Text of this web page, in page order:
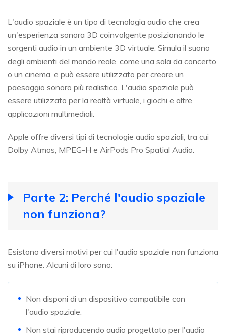
L'audio spaziale è un tipo di tecnologia audio che crea
un'esperienza sonora 3D coinvolgente posizionando le
sorgenti audio in un ambiente 3D virtuale. Simula il suono
degli ambienti del mondo reale, come una sala da concerto
o un cinema, e può essere utilizzato per creare un
paesaggio sonoro più realistico. L'audio spaziale può
essere utilizzato per la realtà virtuale, i giochi e altre
applicazioni multimediali.
Apple offre diversi tipi di tecnologie audio spaziali, tra cui
Dolby Atmos, MPEG-H e AirPods Pro Spatial Audio.
Parte 2: Perché l'audio spaziale
non funziona?
Esistono diversi motivi per cui l'audio spaziale non funziona
su iPhone. Alcuni di loro sono:
Non disponi di un dispositivo compatibile con
l'audio spaziale.
Non stai riproducendo audio progettato per l'audio